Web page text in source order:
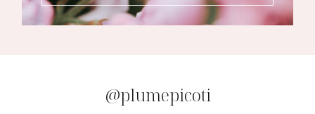
@plumepicoti